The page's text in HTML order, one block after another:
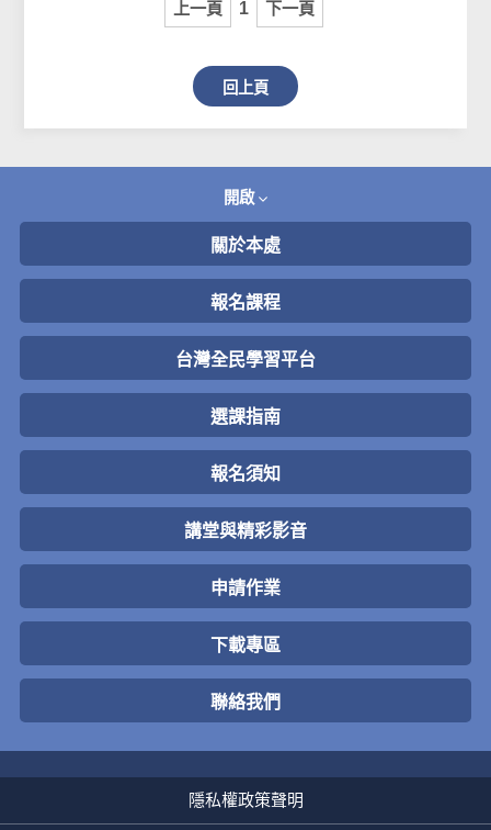
上一頁 1 下一頁
回上頁
開啟
關於本處
報名課程
台灣全民學習平台
選課指南
報名須知
講堂與精彩影音
申請作業
下載專區
聯絡我們
隱私權政策聲明